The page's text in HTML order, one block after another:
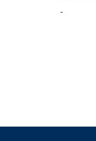
-